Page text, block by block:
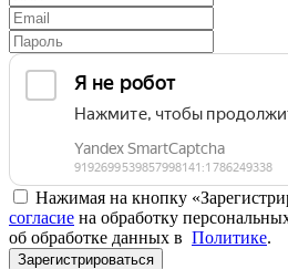
Нажимая на кнопку
согласие на обработку
об обработке данных в Политике.
Зарегистрироваться